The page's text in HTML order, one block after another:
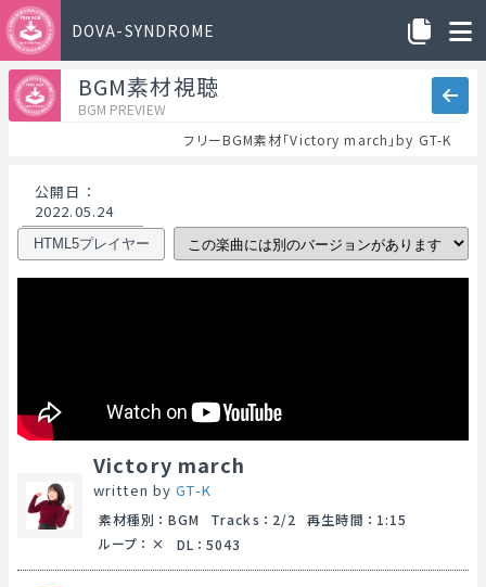
DOVA-SYNDROME
BGM素材視聴
BGM PREVIEW
フリーBGM素材「Victory march」by GT-K
公開日 ：
2022.05.24
HTML5プレイヤー
Victory march
written byGT-K
素材種別 ： BGM Tracks ： 2/2 再生時間 ： 1:15
ループ ： DL ： 5043